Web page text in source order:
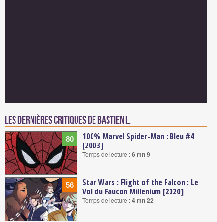
Les dernières critiques de Bastien L.
80
100% Marvel Spider-Man : Bleu #4
[2003]
Temps de lecture :6 mn 9
56
Star Wars : Flight of the Falcon : Le
Vol du Faucon Millenium [2020]
Temps de lecture :4 mn 22